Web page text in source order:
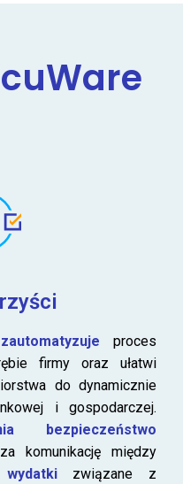
proces
firmy oraz ułatwi
do dynamicznie
i gospodarczej.
bezpieczeństwo
komunikację między
związane z